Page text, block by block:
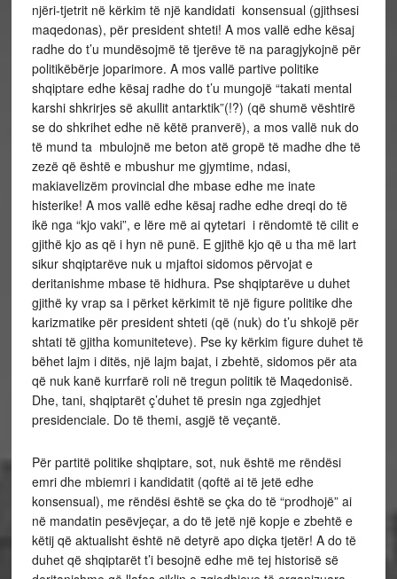
njëri-tjetrit në kërkim të një kandidati konsensual (gjithsesi
maqedonas), për president shteti! A mos vallë edhe kësaj
radhe do t’u mundësojmë të tjerëve të na paragjykojnë për
politikëbërje joparimore. A mos vallë partive politike
shqiptare edhe kësaj radhe do t’u mungojë “takati mental
karshi shkrirjes së akullit antarktik”(!?) (që shumë vështirë
se do shkrihet edhe në këtë pranverë), a mos vallë nuk do
të mund ta mbulojnë me beton atë gropë të madhe dhe të
zezë që është e mbushur me gjymtime, ndasi,
makiavelizëm provincial dhe mbase edhe me inate
histerike! A mos vallë edhe kësaj radhe edhe dreqi do të
ikë nga “kjo vaki”, e lëre më ai qytetari i rëndomtë të cilit e
gjithë kjo as që i hyn në punë. E gjithë kjo që u tha më lart
sikur shqiptarëve nuk u mjaftoi sidomos përvojat e
deritanishme mbase të hidhura. Pse shqiptarëve u duhet
gjithë ky vrap sa i përket kërkimit të një figure politike dhe
karizmatike për president shteti (që (nuk) do t’u shkojë për
shtati të gjitha komuniteteve). Pse ky kërkim figure duhet të
bëhet lajm i ditës, një lajm bajat, i zbehtë, sidomos për ata
që nuk kanë kurrfarë roli në tregun politik të Maqedonisë.
Dhe, tani, shqiptarët ç’duhet të presin nga zgjedhjet
presidenciale. Do të themi, asgjë të veçantë.
Për partitë politike shqiptare, sot, nuk është me rëndësi
emri dhe mbiemri i kandidatit (qoftë ai të jetë edhe
konsensual), me rëndësi është se çka do të “prodhojë” ai
në mandatin pesëvjeçar, a do të jetë një kopje e zbehtë e
këtij që aktualisht është në detyrë apo diçka tjetër! A do të
duhet që shqiptarët t’i besojnë edhe më tej historisë së